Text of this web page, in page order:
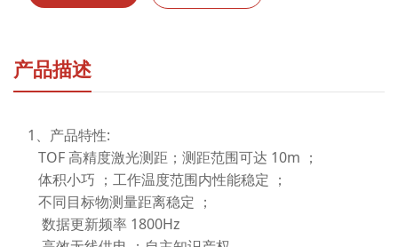
产品描述
1、产品特性:
TOF 高精度激光测距；测距范围可达 10m ；
体积小巧 ；工作温度范围内性能稳定 ；
不同目标物测量距离稳定 ；
数据更新频率 1800Hz